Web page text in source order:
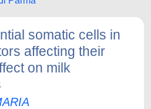
somatic cells in
affecting their
on milk